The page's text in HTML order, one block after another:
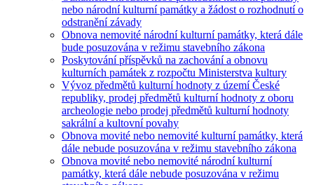
nebo národní kulturní památky a žádost o rozhodnutí o
odstranění závady
Obnova nemovité národní kulturní památky, která dále
bude posuzována v režimu stavebního zákona
Poskytování příspěvků na zachování a obnovu
kulturních památek z rozpočtu Ministerstva kultury
Vývoz předmětů kulturní hodnoty z území České
republiky, prodej předmětů kulturní hodnoty z oboru
archeologie nebo prodej předmětů kulturní hodnoty
sakrální a kultovní povahy
Obnova movité nebo nemovité kulturní památky, která
dále nebude posuzována v režimu stavebního zákona
Obnova movité nebo nemovité národní kulturní
památky, která dále nebude posuzována v režimu